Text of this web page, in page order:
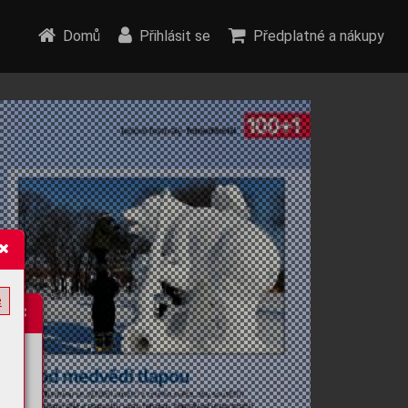
Domů Přihlásit se Předplatné a nákupy